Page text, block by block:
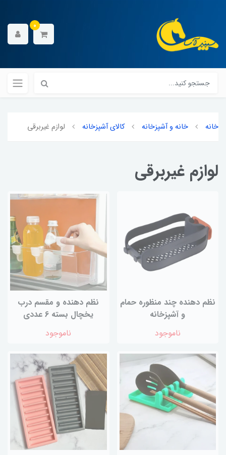
0
خانه خانه و آشپزخانه کالای آشپزخانه لوازم غیربرقی
لوازم غیربرقی
نظم دهنده چند منظوره حمام
و آشپزخانه
ناموجود
نظم دهنده و مقسم درب
یخچال بسته 6 عددی
ناموجود